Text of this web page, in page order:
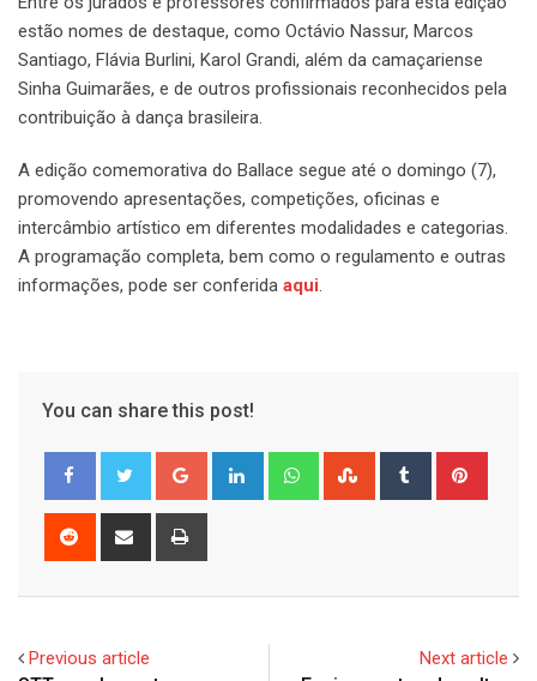
estão nomes de destaque, como Octávio Nassur, Marcos
Santiago, Flávia Burlini, Karol Grandi, além da camaçariense
Sinha Guimarães, e de outros profissionais reconhecidos pela
contribuição à dança brasileira.
A edição comemorativa do Ballace segue até o domingo (7),
promovendo apresentações, competições, oficinas e
intercâmbio artístico em diferentes modalidades e categorias.
A programação completa, bem como o regulamento e outras
informações, pode ser conferida aqui.
You can share this post!
Google+ LinkedIn WhatsappStumbleUpon
Tumblr
Reddit
Share
Previous article Next article